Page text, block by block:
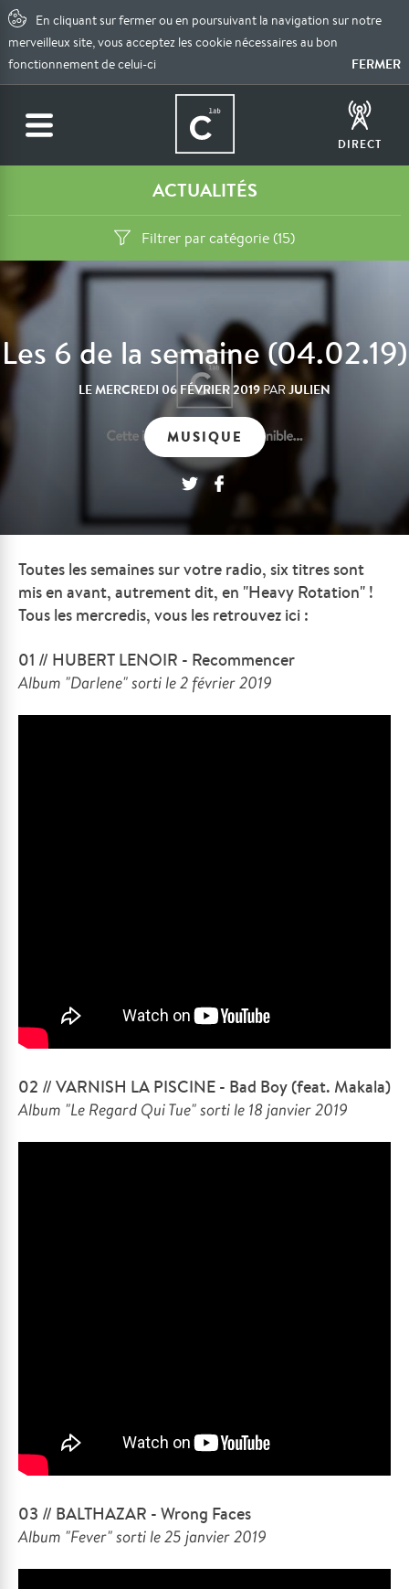
En cliquant sur fermer ou en poursuivant la navigation sur notre
merveilleux site, vous acceptez les cookie nécessaires au bon
fonctionnement de celui-ci
FERMER
DIRECT
ACTUALITÉS
Filtrer par catégorie (15)
Les 6 de la semaine (04.02.19)
LEMERCREDI 06 FÉVRIER 2019 PARJULIEN
MUSIQUE
Toutes les semaines sur votre radio, six titres sont
mis en avant, autrement dit, en "Heavy Rotation" !
Tous les mercredis, vous les retrouvez ici :
01 // HUBERT LENOIR - Recommencer
Album "Darlene" sorti le 2 février 2019
02 // VARNISH LA PISCINE - Bad Boy (feat. Makala)
Album "Le Regard Qui Tue" sorti le 18 janvier 2019
03 // BALTHAZAR - Wrong Faces
Album "Fever" sorti le 25 janvier 2019